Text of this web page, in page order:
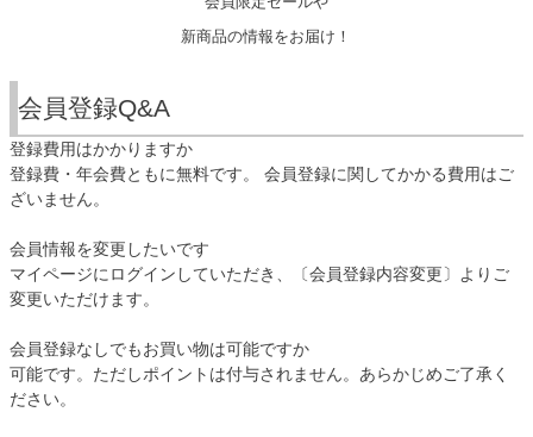
新商品の情報をお届け！
会員登録Q&A
登録費用はかかりますか
登録費・年会費ともに無料です。 会員登録に関してかかる費用はご
ざいません。
会員情報を変更したいです
マイページにログインしていただき、〔会員登録内容変更〕よりご
変更いただけます。
会員登録なしでもお買い物は可能ですか
可能です。ただしポイントは付与されません。あらかじめご了承く
ださい。